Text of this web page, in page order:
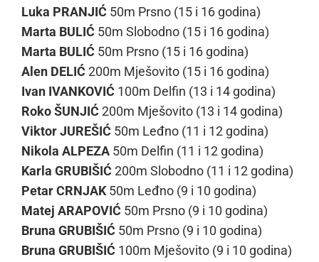
Luka PRANJIĆ 50m Prsno (15 i 16 godina)
Marta BULIĆ 50m Slobodno (15 i 16 godina)
Marta BULIĆ 50m Prsno (15 i 16 godina)
Alen DELIĆ 200m Mješovito (15 i 16 godina)
Ivan IVANKOVIĆ 100m Delfin (13 i 14 godina)
Roko ŠUNJIĆ 200m Mješovito (13 i 14 godina)
Viktor JUREŠIĆ 50m Leđno (11 i 12 godina)
Nikola ALPEZA 50m Delfin (11 i 12 godina)
Karla GRUBIŠIĆ 200m Slobodno (11 i 12 godina)
Petar CRNJAK50m Leđno (9 i 10 godina)
Matej ARAPOVIĆ 50m Prsno (9 i 10 godina)
Bruna GRUBIŠIĆ 50m Prsno (9 i 10 godina)
Bruna GRUBIŠIĆ 100m Mješovito (9 i 10 godina)